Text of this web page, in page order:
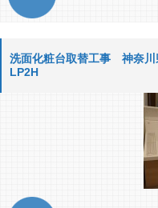
洗面化粧台取替工事 神奈
LP2H